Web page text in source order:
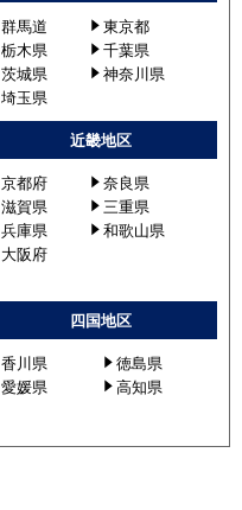
群馬道
東京都
栃木県
千葉県
茨城県
神奈川県
埼玉県
近畿地区
京都府
奈良県
滋賀県
三重県
兵庫県
和歌山県
大阪府
四国地区
香川県
徳島県
愛媛県
高知県